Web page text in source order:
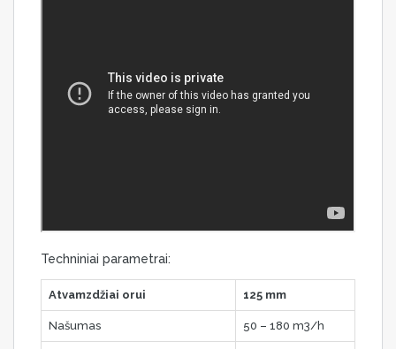
Techniniai parametrai:
Atvamzdžiai orui 125 mm
Našumas 50 – 180 m3/h